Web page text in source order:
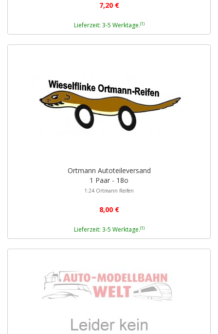
7,20 €
Lieferzeit: 3-5 Werktage.(1)
Ortmann Autoteileversand
1 Paar - 18o
1:24 Ortmann Reifen
8,00 €
Lieferzeit: 3-5 Werktage.(1)